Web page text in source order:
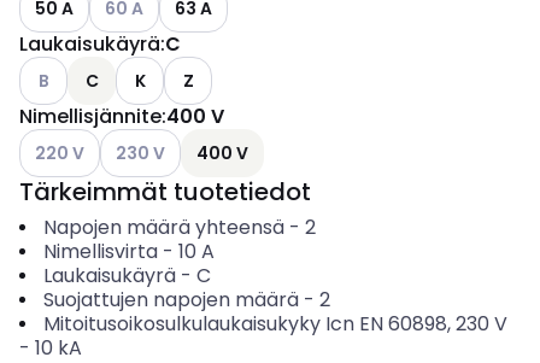
50 A
60 A 63 A
Laukaisukäyrä:C
Katso käytettävissä olevat vaihtoehdot
B C K Z
Nimellisjännite:400 V
Katso käytettävissä olevat vaihtoehdot
220 V Katso käytettävissä olevat vaihtoehdot
230 V 400 V
Tärkeimmät tuotetiedot
Napojen määrä yhteensä- 2
Nimellisvirta- 10 A
Laukaisukäyrä- C
Suojattujen napojen määrä- 2
Mitoitusoikosulkulaukaisukyky Icn EN 60898, 230 V
- 10 kA